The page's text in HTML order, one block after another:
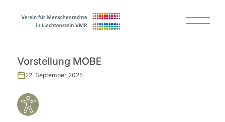
Vorstellung MOBE
22. September 2025